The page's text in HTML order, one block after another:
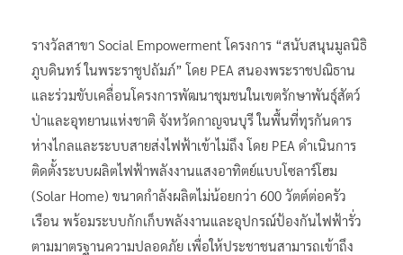
รางวัลสาขา Social Empowerment โครงการ “สนับสนุนมูลนิธิ
ภูบดินทร์ ในพระราชูปถัมภ์” โดย PEA สนองพระราชปณิธาน
และร่วมขับเคลื่อนโครงการพัฒนาชุมชนในเขตรักษาพันธุ์สัตว์
ป่าและอุทยานแห่งชาติ จังหวัดกาญจนบุรี ในพื้นที่ทุรกันดาร
ห่างไกลและระบบสายส่งไฟฟ้าเข้าไม่ถึง โดย PEA ดำเนินการ
ติดตั้งระบบผลิตไฟฟ้าพลังงานแสงอาทิตย์แบบโซลาร์โฮม
(Solar Home) ขนาดกำลังผลิตไม่น้อยกว่า 600 วัตต์ต่อครัว
เรือน พร้อมระบบกักเก็บพลังงานและอุปกรณ์ป้องกันไฟฟ้ารั่ว
ตามมาตรฐานความปลอดภัย เพื่อให้ประชาชนสามารถเข้าถึง